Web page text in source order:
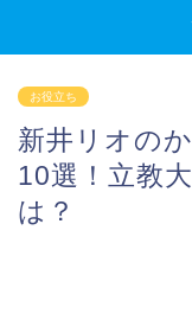
お役立ち
新井リオの
10選！立教
は？